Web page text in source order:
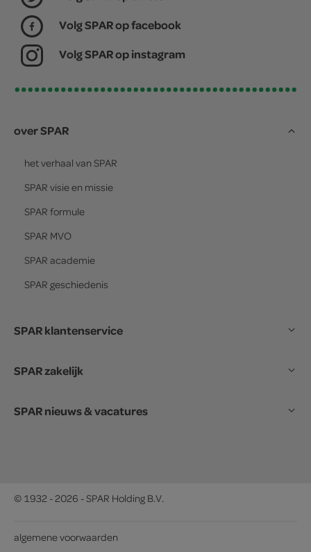
Volg SPAR op facebook
Volg SPAR op instagram
over SPAR
het verhaal van SPAR
SPAR visie en missie
SPAR formule
SPAR MVO
SPAR academie
SPAR geschiedenis
SPAR klantenservice
SPAR zakelijk
SPAR nieuws & vacatures
© 1932 - 2026 - SPAR Holding B.V.
algemene voorwaarden